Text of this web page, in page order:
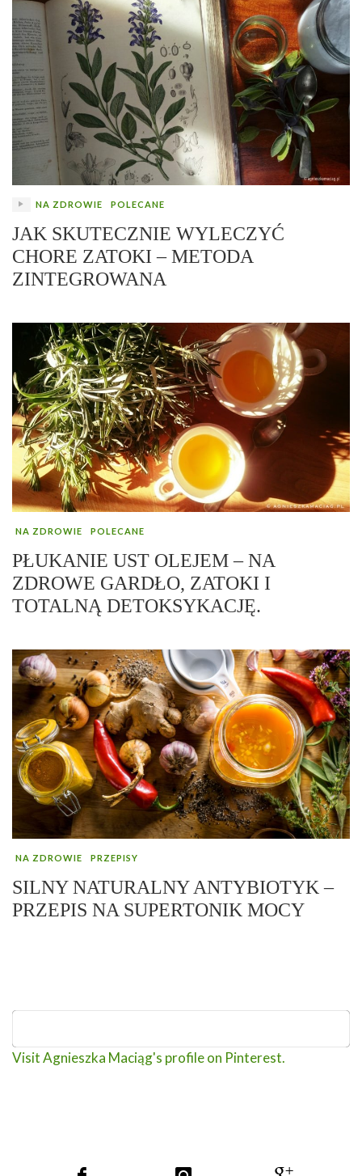
NA ZDROWIE POLECANE
JAK SKUTECZNIE WYLECZYĆ
CHORE ZATOKI – METODA
ZINTEGROWANA
NA ZDROWIE POLECANE
PŁUKANIE UST OLEJEM – NA
ZDROWE GARDŁO, ZATOKI I
TOTALNĄ DETOKSYKACJĘ.
NA ZDROWIE PRZEPISY
SILNY NATURALNY ANTYBIOTYK –
PRZEPIS NA SUPERTONIK MOCY
Visit Agnieszka Maciąg's profile on Pinterest.